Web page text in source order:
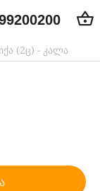
(2ც) - კალა